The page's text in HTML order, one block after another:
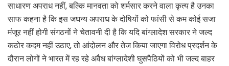
साधारण अपराध नहीं, बल्कि मानवता को शर्मसार करने वाला कृत्य है उनका
साफ कहना है कि इस जघन्य अपराध के दोषियों को फांसी से कम कोई सजा
मंजूर नहीं होगी संगठनों ने चेतावनी दी है कि यदि बांग्लादेश सरकार ने जल्द
कठोर कदम नहीं उठाए, तो आंदोलन और तेज किया जाएगा विरोध प्रदर्शन के
दौरान लोगों ने भारत में रह रहे अवैध बांग्लादेशी घुसपैठियों को भी जल्द बाहर